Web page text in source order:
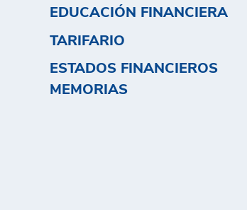
EDUCACIÓN FINANCIERA
TARIFARIO
ESTADOS FINANCIEROS
MEMORIAS